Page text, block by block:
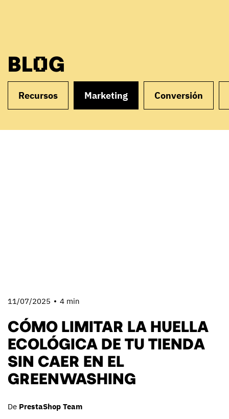
BLOG
Recursos Marketing Conversión
11/07/2025 4 min
CÓMO LIMITAR LA HUELLA
ECOLÓGICA DE TU TIENDA
SIN CAER EN EL
GREENWASHING
De PrestaShop Team